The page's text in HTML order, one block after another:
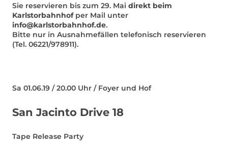
Sie reservieren bis zum 29. Mai direkt beim
Karlstorbahnhofper Mail unter
info@karlstorbahnhof.de.
Bitte nur in Ausnahmefällen telefonisch reservieren
(Tel. 06221/978911).
Sa 01.06.19 / 20.00 Uhr / Foyer und Hof
San Jacinto Drive 18
Tape Release Party